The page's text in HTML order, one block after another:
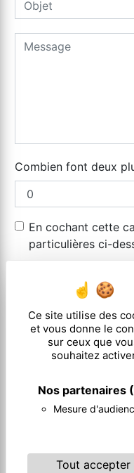
Ce site utilise des
et vous donne le
sur ceux que
souhaitez
Nos partenaires
Mesure
Tout accepter
Combien font deux
En cochant cette
particulières ci-
** Les données
fins de vous contacter.
sous-traitants. Vous
d’effacement, de
retrait de votre
d’introduire une
ainsi que d’organiser le
pouvez exercer ces droits
électronique. Un
Nous conservons vos
contact puis pendant la
probatoires et de gestion